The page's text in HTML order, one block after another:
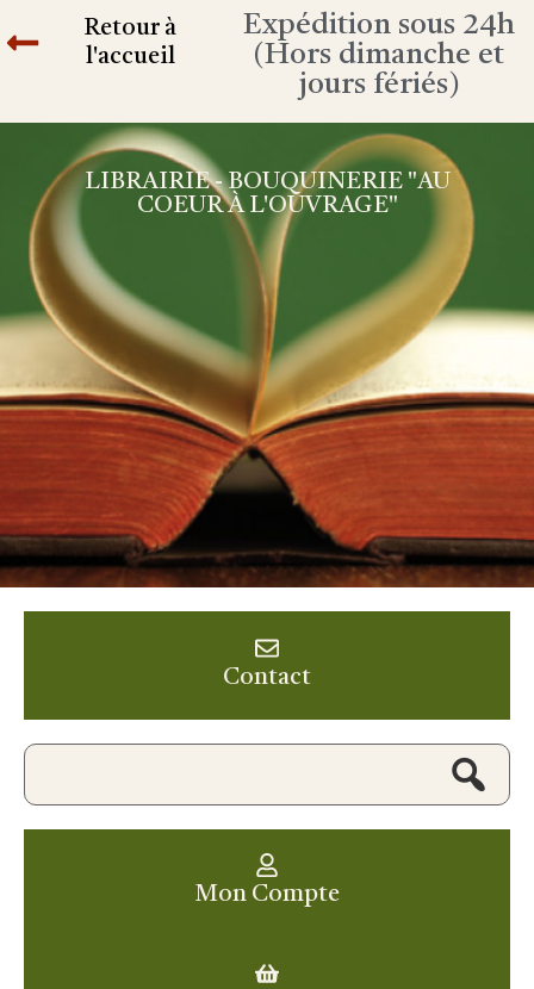
Retour à
l'accueil
Expédition sous 24h
(Hors dimanche et
jours fériés)
LIBRAIRIE - BOUQUINERIE "AU
COEUR À L'OUVRAGE"
Contact
Mon Compte